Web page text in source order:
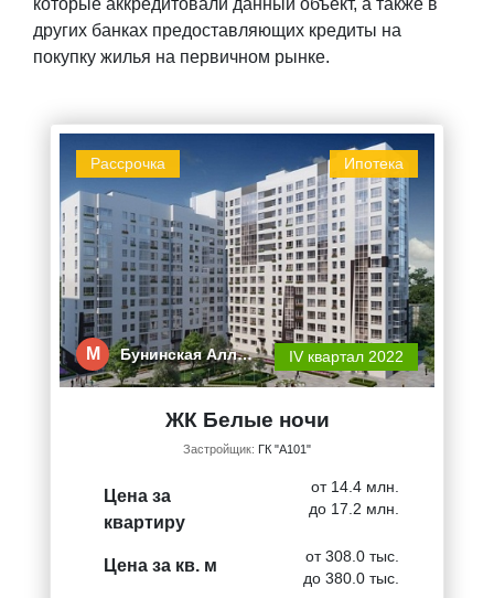
которые аккредитовали данный объект, а также в
других банках предоставляющих кредиты на
покупку жилья на первичном рынке.
Ипотека
Рассрочка
М Бунинская Алл… IV квартал 2022
ЖК Белые ночи
Застройщик: ГК "А101"
Цена за
квартиру
от 14.4 млн.
до 17.2 млн.
Цена за кв. м
от 308.0 тыс.
до 380.0 тыс.